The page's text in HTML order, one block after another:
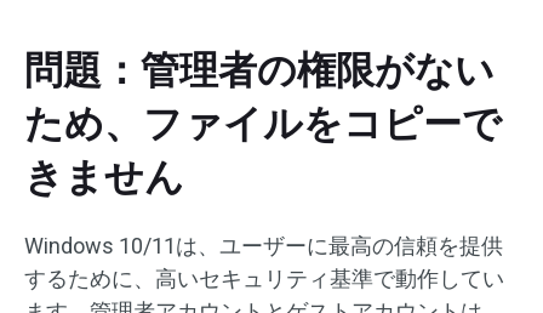
問題：管理者の権限がない
ため、ファイルをコピーで
きません
Windows 10/11は、ユーザーに最高の信頼を提供
するために、高いセキュリティ基準で動作してい